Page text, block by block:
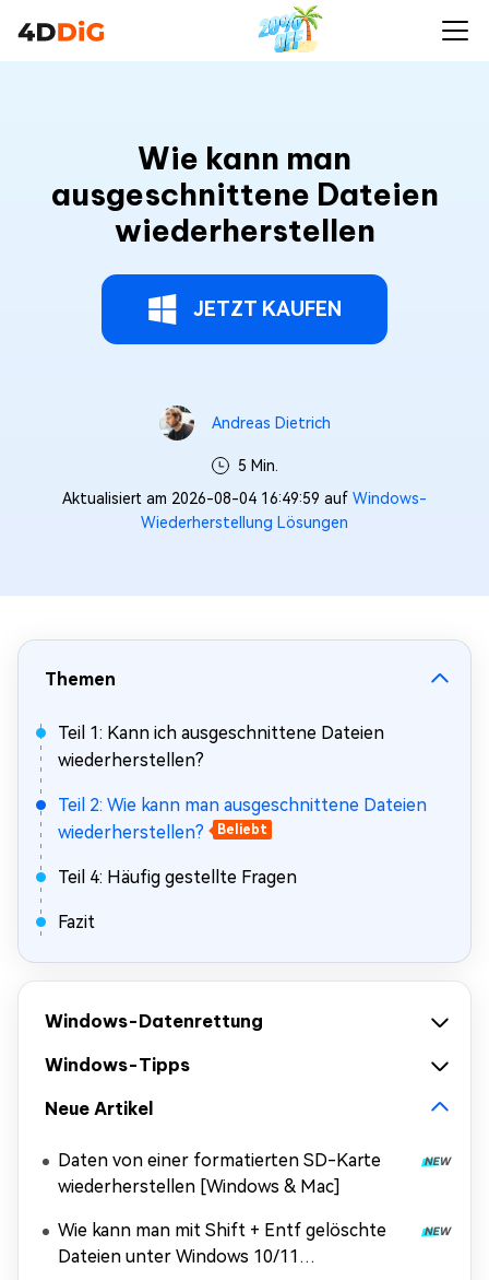
Wie kann man
ausgeschnittene Dateien
wiederherstellen
JETZT KAUFEN
Andreas Dietrich
5 Min.
Aktualisiert am 2026-08-04 16:49:59 auf Windows-
Wiederherstellung Lösungen
Themen
Teil 1: Kann ich ausgeschnittene Dateien
wiederherstellen?
Teil 2: Wie kann man ausgeschnittene Dateien
wiederherstellen?
Beliebt
Teil 4: Häufig gestellte Fragen
Fazit
Windows-Datenrettung
Windows-Tipps
Neue Artikel
Daten von einer formatierten SD-Karte
wiederherstellen [Windows & Mac]
Wie kann man mit Shift + Entf gelöschte
Dateien unter Windows 10/11